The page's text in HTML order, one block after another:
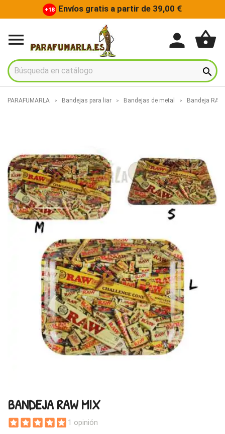
+18 Envíos gratis a partir de 39,00 €
 person shopping_basket

PARAFUMARLA Bandejas para liar Bandejas de metal Bandeja
BANDEJA RAW MIX
1 opinión